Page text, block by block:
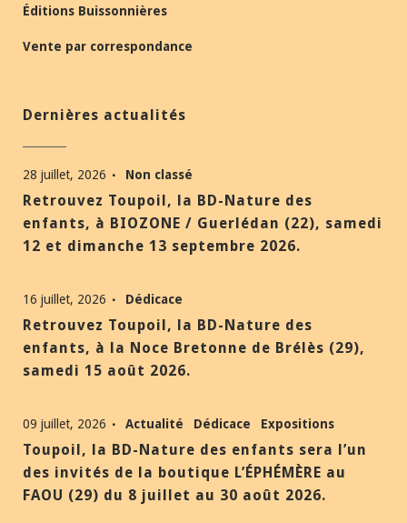
Éditions Buissonnières
Vente par correspondance
Dernières actualités
28 juillet, 2026 Non classé
Retrouvez Toupoil, la BD-Nature des
enfants, à BIOZONE / Guerlédan (22), samedi
12 et dimanche 13 septembre 2026.
16 juillet, 2026 Dédicace
Retrouvez Toupoil, la BD-Nature des
enfants, à la Noce Bretonne de Brélès (29),
samedi 15 août 2026.
09 juillet, 2026 Actualité Dédicace Expositions
Toupoil, la BD-Nature des enfants sera l’un
des invités de la boutique L’ÉPHÉMÈRE au
FAOU (29) du 8 juillet au 30 août 2026.